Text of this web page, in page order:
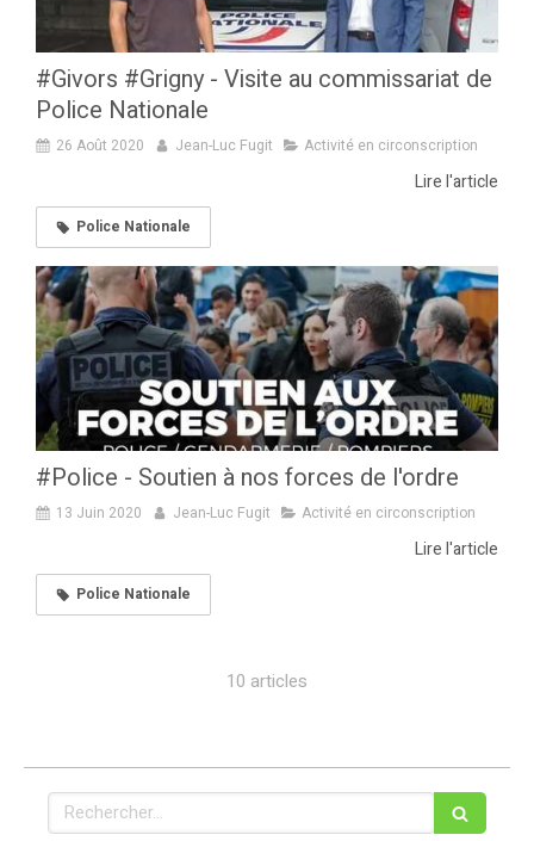
#Givors #Grigny - Visite au commissariat de
Police Nationale
26 Août 2020 Jean-Luc Fugit Activité en circonscription
Lire l'article
Police Nationale
#Police - Soutien à nos forces de l'ordre
13 Juin 2020 Jean-Luc Fugit Activité en circonscription
Lire l'article
Police Nationale
10 articles
Rechercher